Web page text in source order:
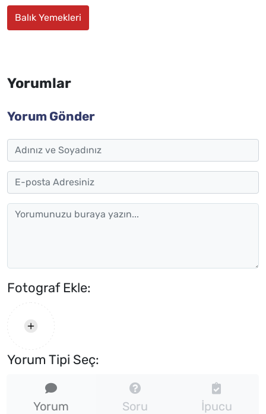
Balık Yemekleri
Yorumlar
Yorum Gönder
Fotograf Ekle:
Yorum Tipi Seç:
Yorum Soru İpucu